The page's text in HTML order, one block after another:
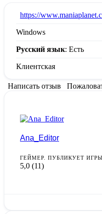
https://
Windows
Русский язык: Есть
Клиентская
Написать отзыв
Ana_Editor
ГЕЙМЕР. ПУБЛИКУЕТ ИГРЫ
5,0 (11)